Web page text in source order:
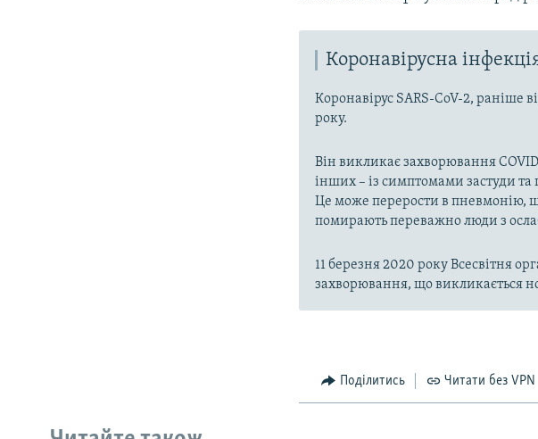
Коронавірусна
Коронавірус SARS-CoV-2, раніше
року.
Він викликає захворювання
інших – із симптомами застуди
Це може перерости в пневмонію,
помирають переважно люди з
11 березня 2020 року Всесвітня
захворювання, що викликається
Поділитись Читати без VPN